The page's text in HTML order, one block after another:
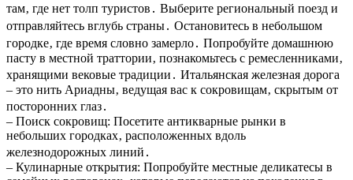
там‚ где нет толп туристов․ Выберите региональный поезд и
отправляйтесь вглубь страны․ Остановитесь в небольшом
городке‚ где время словно замерло․ Попробуйте домашнюю
пасту в местной траттории‚ познакомьтесь с ремесленниками‚
хранящими вековые традиции․ Итальянская железная дорога
– это нить Ариадны‚ ведущая вас к сокровищам‚ скрытым от
посторонних глаз․
– Поиск сокровищ: Посетите антикварные рынки в
небольших городках‚ расположенных вдоль
железнодорожных линий․
– Кулинарные открытия: Попробуйте местные деликатесы в